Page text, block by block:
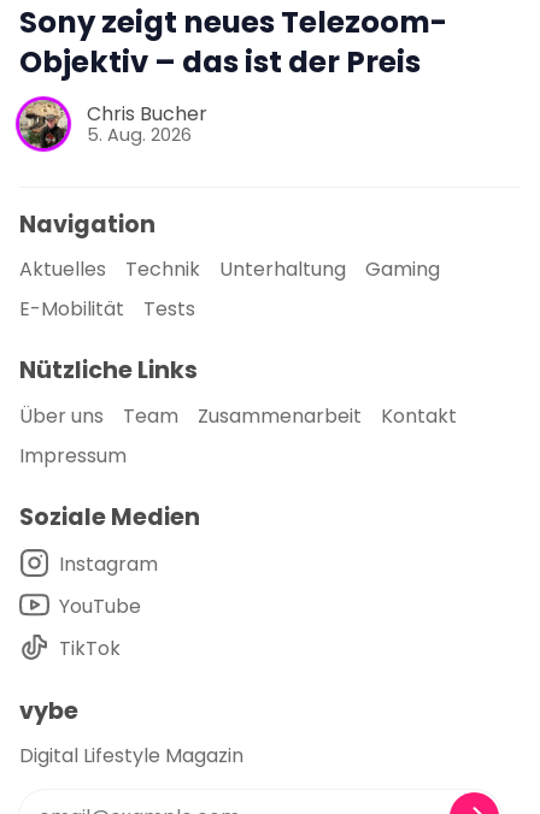
Sony zeigt neues Telezoom-
Objektiv – das ist der Preis
Chris Bucher
5. Aug. 2026
Navigation
Aktuelles Technik Unterhaltung
Gaming
E-Mobilität
Tests
Nützliche Links
Über uns Team Zusammenarbeit
Kontakt
Impressum
Soziale Medien
Instagram
YouTube
TikTok
vybe
Digital Lifestyle Magazin